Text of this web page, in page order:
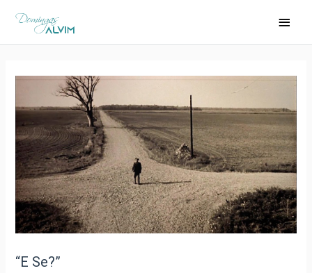
“E Se?”